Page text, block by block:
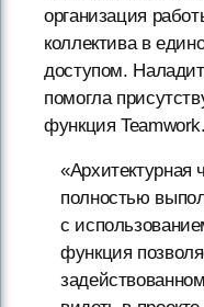
организация
коллектива в
доступом.
помогла
функция Teamwork.
«Архитектурная
полностью
с
функция